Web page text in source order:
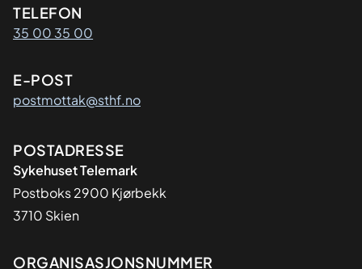
Kontaktinformasjon
TELEFON
35 00 35 00
E-POST
postmottak@sthf.no
Adresse
POSTADRESSE
Sykehuset Telemark
Postboks 2900 Kjørbekk
3710 Skien
ORGANISASJONSNUMMER